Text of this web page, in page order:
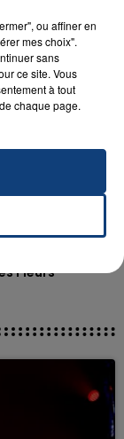
Fleurs
ou affiner en
mes choix".
sans
ce site. Vous
à tout
chaque page.